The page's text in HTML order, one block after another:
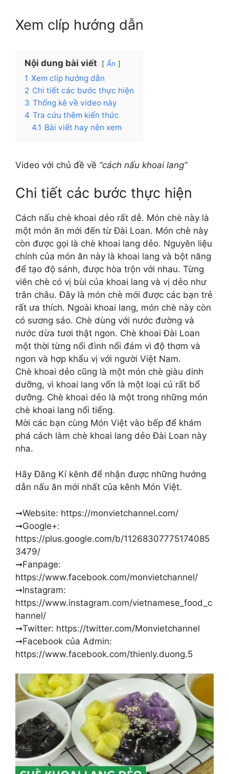
Xem clíp hướng dẫn
Nội dung bài viết Ẩn
1 Xem clíp hướng dẫn
2 Chi tiết các bước thực hiện
3 Thống kê về video này
4 Tra cứu thêm kiến thức
4.1 Bài viết hay nên xem
Video với chủ đề về “cách nấu khoai lang”
Chi tiết các bước thực hiện
Cách nấu chè khoai dẻo rất dễ. Món chè này là
một món ăn mới đến từ Đài Loan. Món chè này
còn được gọi là chè khoai lang dẻo. Nguyên liệu
chính của món ăn này là khoai lang và bột năng
để tạo độ sánh, được hòa trộn với nhau. Từng
viên chè có vị bùi của khoai lang và vị dẻo như
trân châu. Đây là món chè mới được các bạn trẻ
rất ưa thích. Ngoài khoai lang, món chè này còn
có sương sáo. Chè dùng với nước đường và
nước dừa tươi thật ngon. Chè khoai Đài Loan
một thời từng nổi đình nổi đám vì độ thơm và
ngon và hợp khẩu vị với người Việt Nam.
Chè khoai dẻo cũng là một món chè giàu dinh
dưỡng, vì khoai lang vốn là một loại củ rất bổ
dưỡng. Chè khoai dẻo là một trong những món
chè khoai lang nổi tiếng.
Mời các bạn cùng Món Việt vào bếp để khám
phá cách làm chè khoai lang dẻo Đài Loan này
nha.
Hãy Đăng Kí kênh để nhận được những hướng
dẫn nấu ăn mới nhất của kênh Món Việt.
➞Website: https://monvietchannel.com/
➞Google+:
https://plus.google.com/b/11268307775174085
3479/
➞Fanpage:
https://www.facebook.com/monvietchannel/
➞Instagram:
https://www.instagram.com/vietnamese_food_c
hannel/
➞Twitter: https://twitter.com/Monvietchannel
➞Facebook của Admin:
https://www.facebook.com/thienly.duong.5